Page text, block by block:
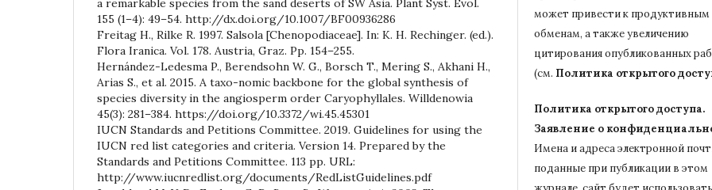
a remarkable species from the sand deserts of SW Asia. Plant Syst. Evol.
155 (1–4): 49–54. http://dx.doi.org/10.1007/BF00936286
Freitag H., Rilke R. 1997. Salsola [Chenopodiaceae]. In: K. H. Rechinger. (ed.).
Flora Iranica. Vol. 178. Austria, Graz. Pp. 154–255.
Hernández-Ledesma P., Berendsohn W. G., Borsch T., Mering S., Akhani H.,
Arias S., et al. 2015. A taxo-nomic backbone for the global synthesis of
species diversity in the angiosperm order Caryophyllales. Willdenowia
45(3): 281–384. https://doi.org/10.3372/wi.45.45301
IUCN Standards and Petitions Committee. 2019. Guidelines for using the
IUCN red list categories and criteria. Version 14. Prepared by the
Standards and Petitions Committee. 113 pp. URL:
http://www.iucnredlist.org/documents/RedListGuidelines.pdf
может привести к продуктивным
обменам, а также увеличению
цитирования опубликованных
(см. Политика открытого
Политика открытого доступа.
Заявление о
Имена и адреса электронной
поданные при публикации в этом